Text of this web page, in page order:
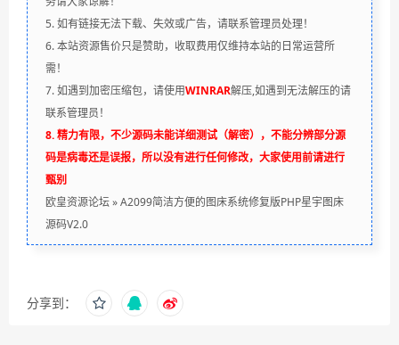
5. 如有链接无法下载、失效或广告，请联系管理员处理！
6. 本站资源售价只是赞助，收取费用仅维持本站的日常运营所
需！
7. 如遇到加密压缩包，请使用WINRAR解压,如遇到无法解压的请
联系管理员！
8. 精力有限，不少源码未能详细测试（解密），不能分辨部分源
码是病毒还是误报，所以没有进行任何修改，大家使用前请进行
甄别
欧皇资源论坛»A2099简洁方便的图床系统修复版PHP星宇图床
源码V2.0
分享到：